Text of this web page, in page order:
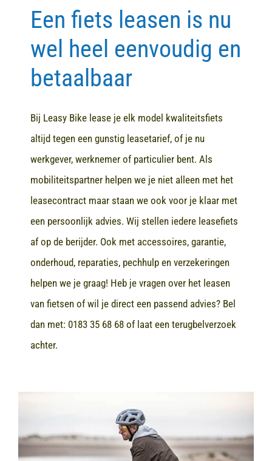
Contact
Een fiets leasen is nu
wel heel eenvoudig en
betaalbaar
Bij Leasy Bike lease je elk model kwaliteitsfiets
altijd tegen een gunstig leasetarief, of je nu
werkgever, werknemer of particulier bent. Als
mobiliteitspartner helpen we je niet alleen met het
leasecontract maar staan we ook voor je klaar met
een persoonlijk advies. Wij stellen iedere leasefiets
af op de berijder. Ook met accessoires, garantie,
onderhoud, reparaties, pechhulp en verzekeringen
helpen we je graag! Heb je vragen over het leasen
van fietsen of wil je direct een passend advies? Bel
dan met: 0183 35 68 68of laat een terugbelverzoek
achter.